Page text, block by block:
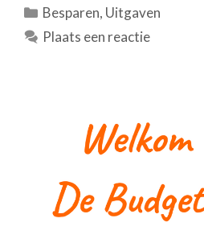
Categorieën
Besparen, Uitgaven
Plaats een reactie